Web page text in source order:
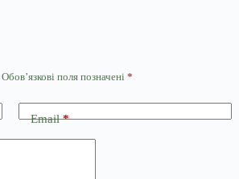
Обов’язкові поля позначені *
Email*